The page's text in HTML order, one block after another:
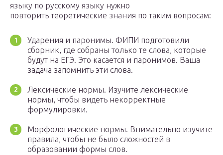
языку по русскому языку нужно
повторить теоретические знания по таким вопросам:
Ударения и паронимы. ФИПИ подготовили
сборник, где собраны только те слова, которые
будут на ЕГЭ. Это касается и паронимов. Ваша
задача запомнить эти слова.
Лексические нормы. Изучите лексические
нормы, чтобы видеть некорректные
формулировки.
Морфологические нормы. Внимательно изучите
правила, чтобы не было сложностей в
образовании формы слов.